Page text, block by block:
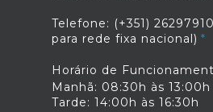
Telefone: (+351)
para rede fixa nacional)
Horário de
Manhã: 08:30h às 13:00h
Tarde: 14:00h às 16:30h